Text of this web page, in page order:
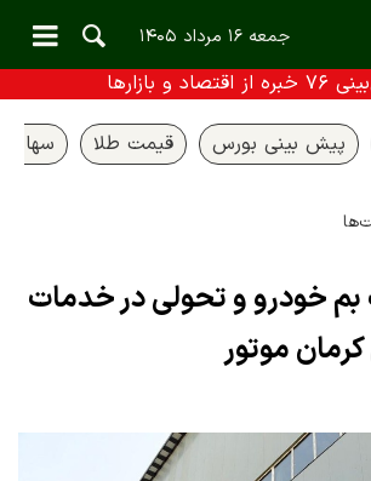
جمعه ۱۶ مرداد ۱۴۰۵
بازارها
پیش بینی بورس قیمت طلا سهام
خودرو و تحولی در خدمات
موتور